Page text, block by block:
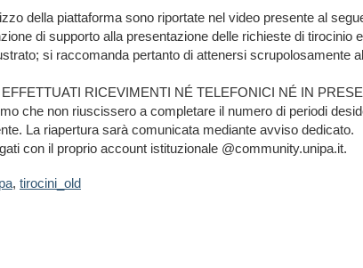
della piattaforma sono riportate nel video presente al
di supporto alla presentazione delle richieste di
si raccomanda pertanto di attenersi scrupolosamente
RICEVIMENTI NÉ TELEFONICI NÉ IN
che non riuscissero a completare il numero di periodi
La riapertura sarà comunicata mediante avviso dedicato.
con il proprio account istituzionale @community.unipa.it.
, tirocini_old